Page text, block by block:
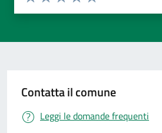
Valuta 5 stelle su 5
Valuta 4 stelle su 5
Valuta 3 stelle su 5
Valuta 2 stelle su 5
Valuta 1 stelle su 5
Contatta il comune
Leggi le domande frequenti